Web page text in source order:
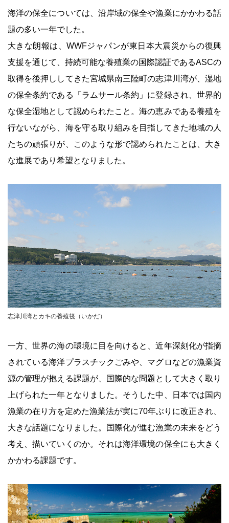
海洋の保全については、沿岸域の保全や漁業にかかわる話
題の多い一年でした。
大きな朗報は、WWFジャパンが東日本大震災からの復興
支援を通じて、持続可能な養殖業の国際認証であるASCの
取得を後押ししてきた宮城県南三陸町の志津川湾が、湿地
の保全条約である「ラムサール条約」に登録され、世界的
な保全湿地として認められたこと。海の恵みである養殖を
行ないながら、海を守る取り組みを目指してきた地域の人
たちの頑張りが、このような形で認められたことは、大き
な進展であり希望となりました。
志津川湾とカキの養殖筏（いかだ）
一方、世界の海の環境に目を向けると、近年深刻化が指摘
されている海洋プラスチックごみや、マグロなどの漁業資
源の管理が抱える課題が、国際的な問題として大きく取り
上げられた一年となりました。そうした中、日本では国内
漁業の在り方を定めた漁業法が実に70年ぶりに改正され、
大きな話題になりました。国際化が進む漁業の未来をどう
考え、描いていくのか。それは海洋環境の保全にも大きく
かかわる課題です。